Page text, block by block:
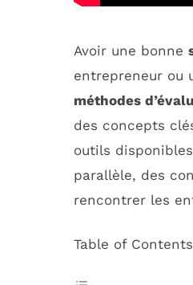
Avoir une bonne
entrepreneur ou
méthodes
des concepts
outils
parallèle, des
rencontrer les
Table of Contents